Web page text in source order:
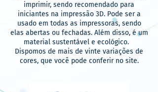
imprimir, sendo recomendado para
iniciantes na impressão 3D. Pode ser a
usado em todas as impressoras, sendo
elas abertas ou fechadas. Além disso, é um
material sustentável e ecológico.
Dispomos de mais de vinte variações de
cores, que você pode conferir no site.